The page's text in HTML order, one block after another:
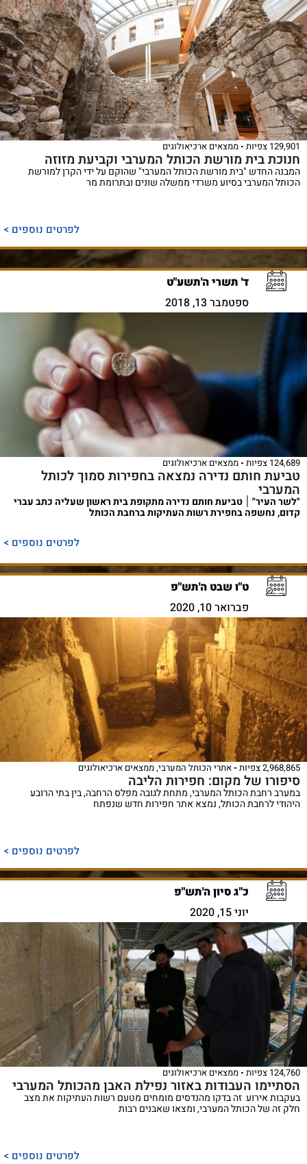
129,901 צפיות ממצאים ארכיאולוגים
חנוכת בית מורשת הכותל המערבי וקביעת מזוזה
המבנה החדש "בית מורשת הכותל המערבי" שהוקם על ידי הקרן למורשת
הכותל המערבי בסיוע משרדי ממשלה שונים ובתרומת מר
לפרטים נוספים >
ד' תשרי ה'תשע"ט
ספטמבר 13, 2018
124,689 צפיות ממצאים ארכיאולוגים
טביעת חותם נדירה נמצאה בחפירות סמוך לכותל
המערבי
"לשר העיר" ׀ טביעת חותם נדירה מתקופת בית ראשון שעליה כתב עברי
קדום, נחשפה בחפירת רשות העתיקות ברחבת הכותל
לפרטים נוספים >
ט"ו שבט ה'תש"פ
פברואר 10, 2020
2,968,865 צפיות אתרי הכותל המערבי,ממצאים ארכיאולוגים
סיפורו של מקום: חפירות הליבה
במערב רחבת הכותל המערבי, מתחת לגובה מפלס הרחבה, בין בתי הרובע
היהודי לרחבת הכותל, נמצא אתר חפירות חדש שנפתח
לפרטים נוספים >
כ"ג סיון ה'תש"פ
יוני 15, 2020
124,760 צפיות ממצאים ארכיאולוגים
הסתיימו העבודות באזור נפילת האבן מהכותל המערבי
בעקבות אירוע זה בדקו מהנדסים מומחים מטעם רשות העתיקות את מצב
חלק זה של הכותל המערבי, ומצאו שאבנים רבות
לפרטים נוספים >